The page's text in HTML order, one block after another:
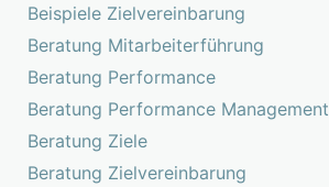
Beispiele Zielvereinbarung
Beratung Mitarbeiterführung
Beratung Performance
Beratung Performance Management
Beratung Ziele
Beratung Zielvereinbarung